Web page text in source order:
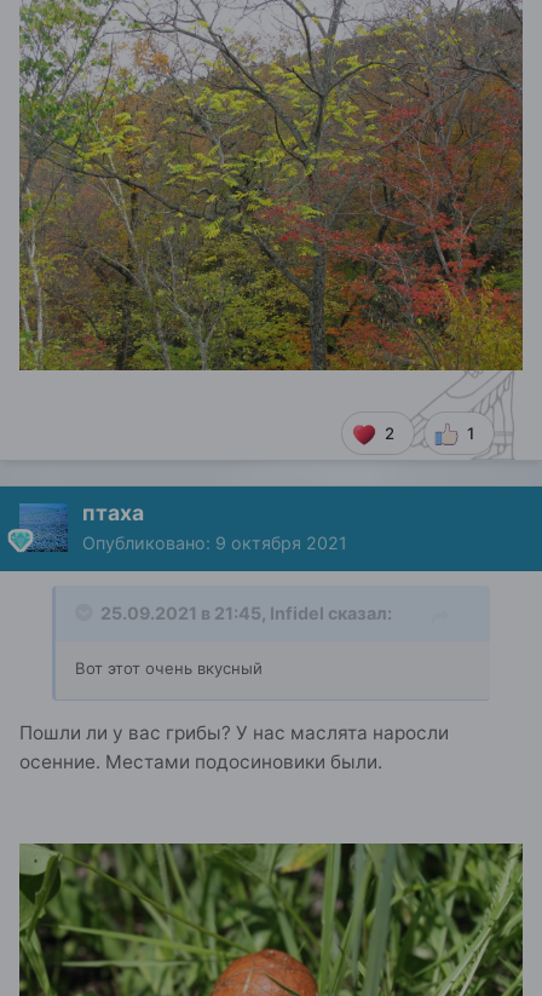
2 1
птаха
Опубликовано: 9 октября 2021
25.09.2021 в 21:45, Infidel сказал:
Вот этот очень вкусный
Пошли ли у вас грибы? У нас маслята наросли
осенние. Местами подосиновики были.